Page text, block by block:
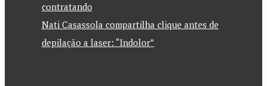
contratando
Nati Casassola compartilha clique antes de
depilação a laser: “Indolor”